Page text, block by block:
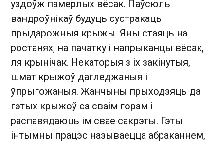
уздоўж памерлых вёсак. Паўсюль
вандроўнікаў будуць сустракаць
прыдарожныя крыжы. Яны стаяць на
ростанях, на пачатку і напрыканцы вёсак,
ля крынічак. Некаторыя з іх закінутыя,
шмат крыжоў дагледжаныя і
ўпрыгожаныя. Жанчыны прыходзяць да
гэтых крыжоў са сваім горам і
распавядаюць ім свае сакрэты. Гэты
інтымны працэс называецца абраканнем,